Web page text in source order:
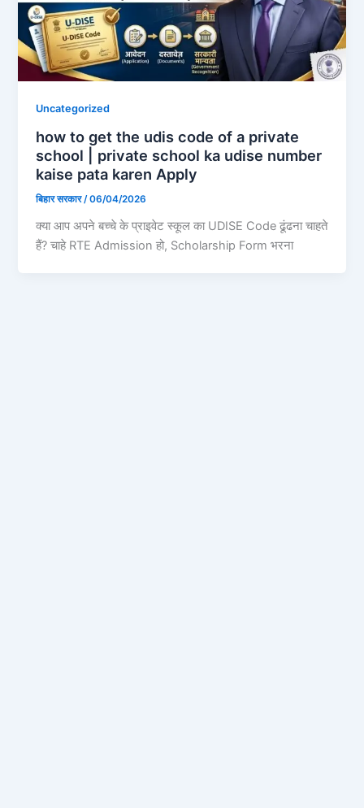
Uncategorized
how to get the udis code of a private
school | private school ka udise number
kaise pata karen Apply
बिहार सरकार/06/04/2026
क्या आप अपने बच्चे के प्राइवेट स्कूल का UDISE Code ढूंढना चाहते
हैं? चाहे RTE Admission हो, Scholarship Form भरना